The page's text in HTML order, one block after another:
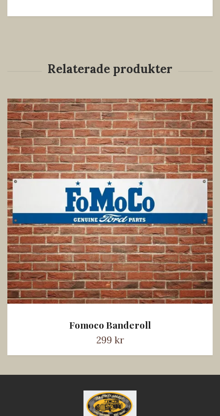
Fomoco Banderoll
299 kr